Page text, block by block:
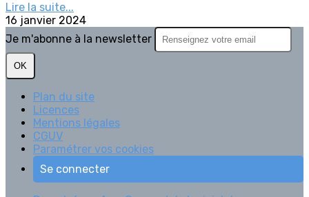
Lire la suite...
16 janvier 2024
Je m'abonne à la newsletter
OK
Plan du site
Licences
Mentions légales
CGUV
Paramétrer vos cookies
Se connecter